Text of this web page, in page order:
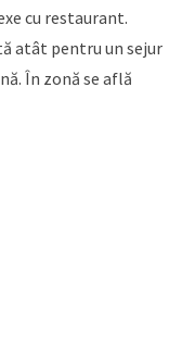
cu restaurant.
atât pentru un sejur
În zonă se află